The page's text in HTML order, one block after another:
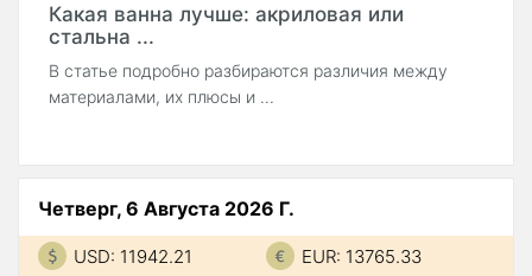
Какая ванна лучше: акриловая или
стальна ...
В статье подробно разбираются различия между
материалами, их плюсы и ...
Четверг, 6 Августа 2026 Г.
USD: 11942.21 EUR: 13765.33